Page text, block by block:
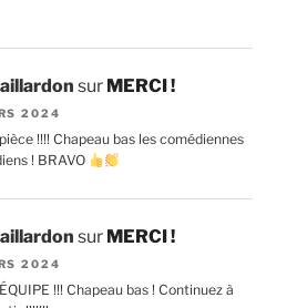
sur MERCI !
2024
!!!! Chapeau bas les comédiennes
! BRAVO
sur MERCI !
2024
!!! Chapeau bas ! Continuez à